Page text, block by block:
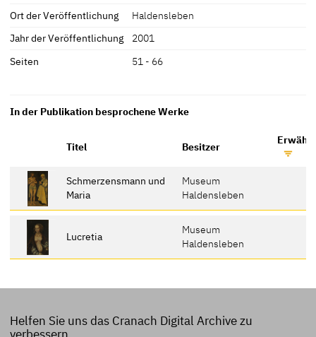
Ort der Veröffentlichung
Haldensleben
Jahr der Veröffentlichung
2001
Seiten
51 - 66
In der Publikation besprochene Werke
Titel Besitzer
Schmerzensmann und
Maria
Museum
Haldensleben
Lucretia
Museum
Haldensleben
Helfen Sie uns das Cranach Digital Archive zu